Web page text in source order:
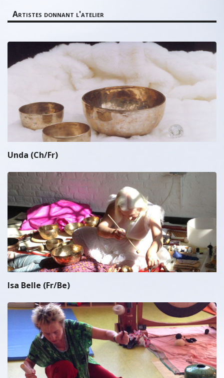
Artistes donnant l'atelier
Unda (Ch/Fr)
Isa Belle (Fr/Be)